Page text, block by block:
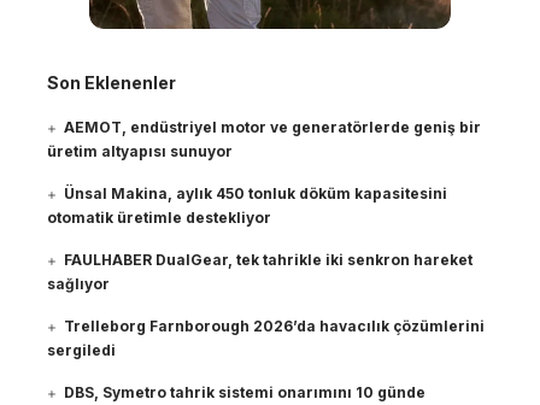
Son Eklenenler
AEMOT, endüstriyel motor ve generatörlerde geniş bir
üretim altyapısı sunuyor
Ünsal Makina, aylık 450 tonluk döküm kapasitesini
otomatik üretimle destekliyor
FAULHABER DualGear, tek tahrikle iki senkron hareket
sağlıyor
Trelleborg Farnborough 2026’da havacılık çözümlerini
sergiledi
DBS, Symetro tahrik sistemi onarımını 10 günde